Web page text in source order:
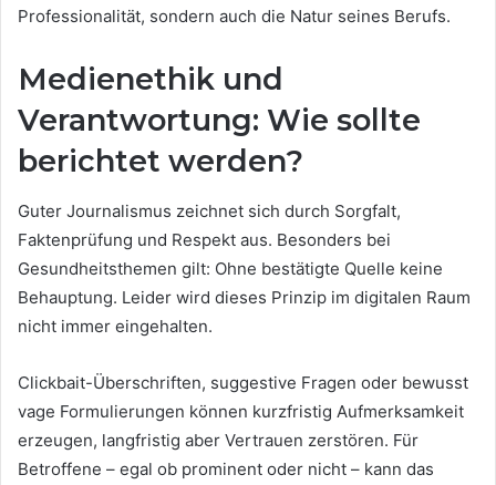
Professionalität, sondern auch die Natur seines Berufs.
Medienethik und
Verantwortung: Wie sollte
berichtet werden?
Guter Journalismus zeichnet sich durch Sorgfalt,
Faktenprüfung und Respekt aus. Besonders bei
Gesundheitsthemen gilt: Ohne bestätigte Quelle keine
Behauptung. Leider wird dieses Prinzip im digitalen Raum
nicht immer eingehalten.
Clickbait-Überschriften, suggestive Fragen oder bewusst
vage Formulierungen können kurzfristig Aufmerksamkeit
erzeugen, langfristig aber Vertrauen zerstören. Für
Betroffene – egal ob prominent oder nicht – kann das